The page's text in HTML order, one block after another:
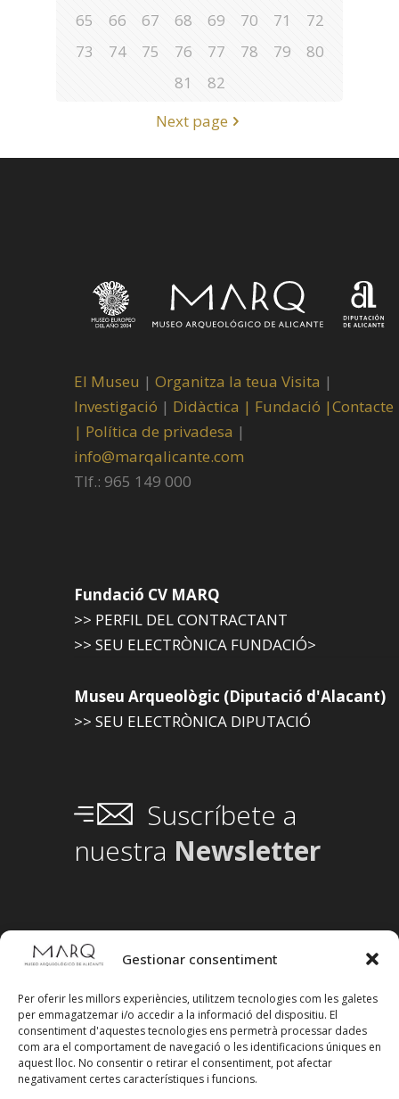
Gestionar consentiment
Per oferir les millors experiències, utilitzem tecnologies com les galetes
per emmagatzemar i/o accedir a la informació del dispositiu. El
consentiment d'aquestes tecnologies ens permetrà processar dades
com ara el comportament de navegació o les identificacions úniques en
aquest lloc. No consentir o retirar el consentiment, pot afectar
negativament certes característiques i funcions.
65
66 67 68 69 70 71
72
73
74 75 76 77 78 79
80
81
82
Next page
El Museu | Organitza la teua Visita |
Investigació | Didàctica | Fundació |Contacte
| Política de privadesa |
info@marqalicante.com
Tlf.: 965 149 000
Fundació CV MARQ
>> PERFIL DEL CONTRACTANT
>> SEU ELECTRÒNICA FUNDACIÓ>
Museu Arqueològic (Diputació d'Alacant)
>> SEU ELECTRÒNICA DIPUTACIÓ
Suscríbete a
nuestra Newsletter